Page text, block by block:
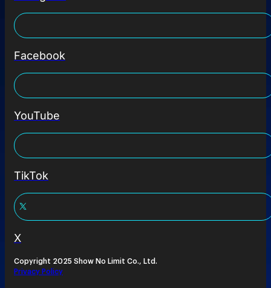
Facebook
YouTube
TikTok
X
Copyright 2025 Show No Limit Co., Ltd.
Privacy Policy